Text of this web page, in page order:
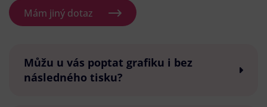
Mám jiný dotaz
Můžu u vás poptat grafiku i bez
následného tisku?